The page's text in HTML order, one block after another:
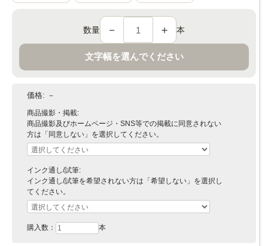
数量 － ＋ 本
文字幅を選んでください
価格: －
商品撮影・掲載:
商品撮影及びホームページ・SNS等での掲載に同意されない
方は「同意しない」を選択してください。
インク通し/試筆:
インク通し/試筆を希望されない方は「希望しない」を選択し
てください。
購入数： 本